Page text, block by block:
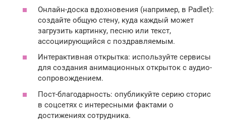
Онлайн-доска вдохновения (например, в Padlet):
создайте общую стену, куда каждый может
загрузить картинку, песню или текст,
ассоциирующийся с поздравляемым.
Интерактивная открытка: используйте сервисы
для создания анимационных открыток с аудио-
сопровождением.
Пост-благодарность: опубликуйте серию сторис
в соцсетях с интересными фактами о
достижениях сотрудника.